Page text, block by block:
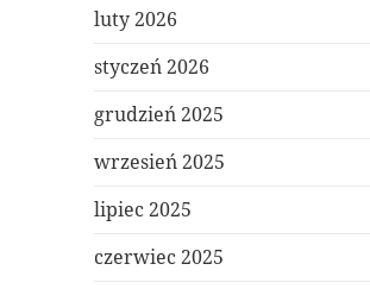
luty 2026
styczeń 2026
grudzień 2025
wrzesień 2025
lipiec 2025
czerwiec 2025